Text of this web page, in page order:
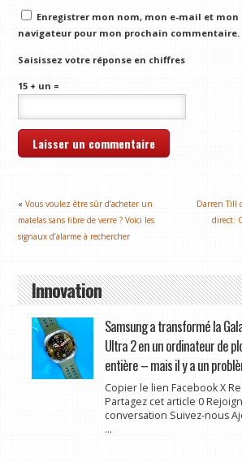
Enregistrer mon nom, mon e-mail et mon
navigateur pour mon prochain commentaire.
Saisissez votre réponse en chiffres
15 + un =
«Vous voulez être sûr d’acheter un
matelas sans fibre de verre ? Voici les
signaux d’alarme à rechercher
Darren Till
direct:
Innovation
Samsung a transformé la
Ultra 2 en un ordinateur de
entière – mais il y a un
Copier le lien Facebook X
Partagez cet article 0
conversation Suivez-nous
...